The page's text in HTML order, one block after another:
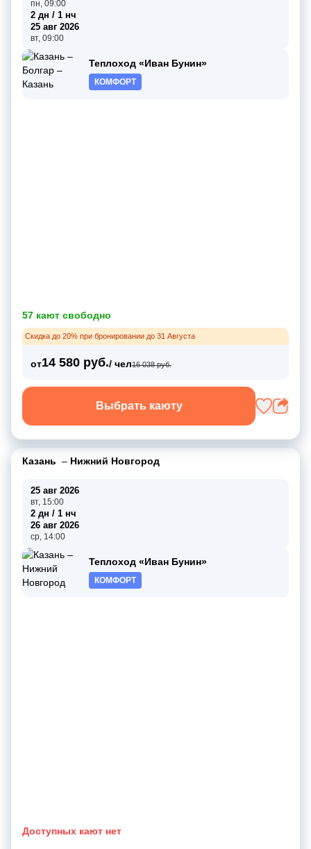
пн, 09:00
2 дн / 1 нч
25 авг 2026
вт, 09:00
Теплоход «Иван Бунин»
КОМФОРТ
57 кают свободно
Скидка до 20% при бронировании до 31 Августа
от14 580 руб./ чел16 038 руб.
Выбрать каюту
Казань – Нижний Новгород
25 авг 2026
вт, 15:00
2 дн / 1 нч
26 авг 2026
ср, 14:00
Теплоход «Иван Бунин»
КОМФОРТ
Доступных кают нет